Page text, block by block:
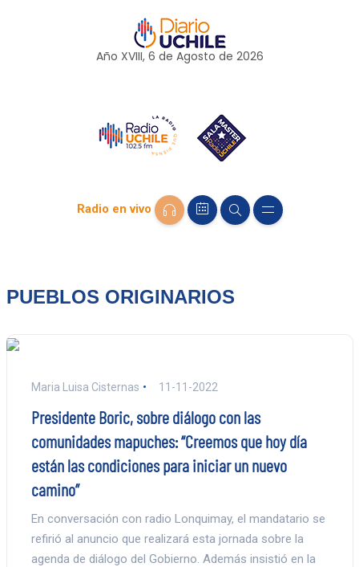
Año XVIII, 6 de Agosto de 2026
Radio en vivo
PUEBLOS ORIGINARIOS
Maria Luisa Cisternas 11-11-2022
Presidente Boric, sobre diálogo con las
comunidades mapuches: “Creemos que hoy día
están las condiciones para iniciar un nuevo
camino”
En conversación con radio Lonquimay, el mandatario se
refirió al anuncio que realizará esta jornada sobre la
agenda de diálogo del Gobierno. Además insistió en la